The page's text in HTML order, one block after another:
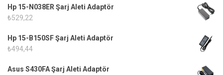
Hp 15-N038ER Şarj Aleti Adaptör
₺529,22
Hp 15-B150SF Şarj Aleti Adaptör
₺494,44
Asus S430FA Şarj Aleti Adaptör